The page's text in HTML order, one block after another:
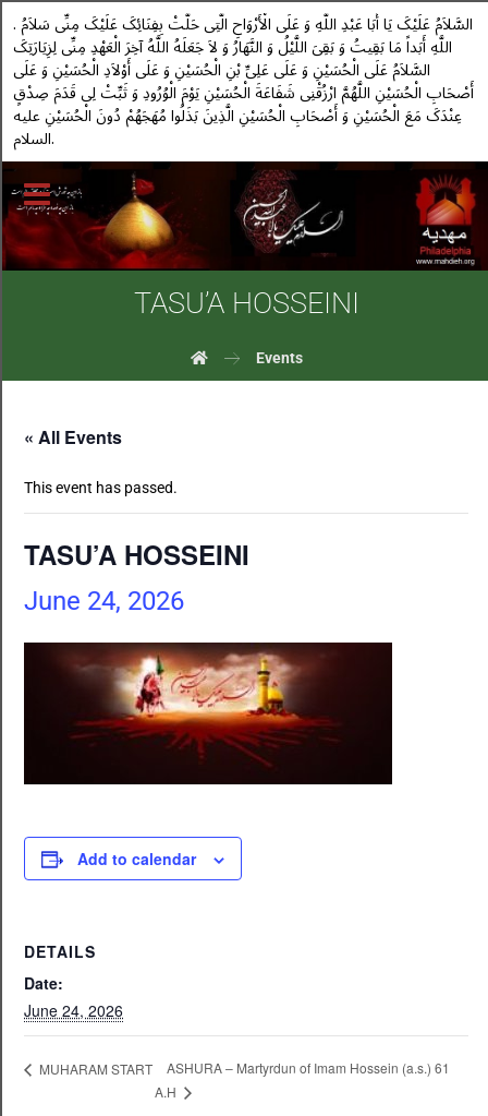
. السَّلاَمُ عَلَیْکَ یَا أَبَا عَبْدِ اللَّهِ وَ عَلَى الْأَرْوَاحِ الَّتِی حَلَّتْ بِفِنَائِکَ عَلَیْکَ مِنِّی سَلاَمُ
اللَّهِ أَبَداً مَا بَقِیتُ وَ بَقِیَ اللَّیْلُ وَ النَّهَارُ وَ لاَ جَعَلَهُ اللَّهُ آخِرَ الْعَهْدِ مِنِّی لِزِیَارَتِکَ
السَّلاَمُ عَلَى الْحُسَیْنِ وَ عَلَى عَلِیِّ بْنِ الْحُسَیْنِ وَ عَلَى أَوْلاَدِ الْحُسَیْنِ وَ عَلَى
أَصْحَابِ الْحُسَیْنِ اللَّهُمَّ ارْزُقْنِی شَفَاعَةَ الْحُسَیْنِ یَوْمَ الْوُرُودِ وَ ثَبِّتْ لِی قَدَمَ صِدْقٍ
عِنْدَکَ مَعَ الْحُسَیْنِ وَ أَصْحَابِ الْحُسَیْنِ الَّذِینَ بَذَلُوا مُهَجَهُمْ دُونَ الْحُسَیْنِ علیه
السلام.
TASU’A HOSSEINI
Events
« All Events
This event has passed.
TASU’A HOSSEINI
June 24, 2026
Add to calendar
DETAILS
Date:
June 24, 2026
MUHARAM START
ASHURA – Martyrdun of Imam Hossein (a.s.) 61
A.H